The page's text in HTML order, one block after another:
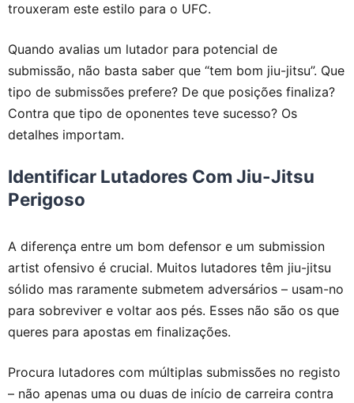
trouxeram este estilo para o UFC.
Quando avalias um lutador para potencial de
submissão, não basta saber que “tem bom jiu-jitsu”. Que
tipo de submissões prefere? De que posições finaliza?
Contra que tipo de oponentes teve sucesso? Os
detalhes importam.
Identificar Lutadores Com Jiu-Jitsu
Perigoso
A diferença entre um bom defensor e um submission
artist ofensivo é crucial. Muitos lutadores têm jiu-jitsu
sólido mas raramente submetem adversários – usam-no
para sobreviver e voltar aos pés. Esses não são os que
queres para apostas em finalizações.
Procura lutadores com múltiplas submissões no registo
– não apenas uma ou duas de início de carreira contra